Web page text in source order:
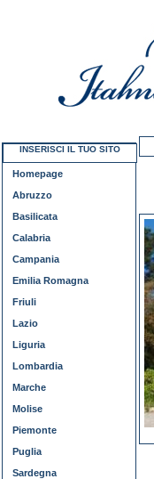
INSERISCI IL TUO SITO
Homepage
Abruzzo
Basilicata
Calabria
Campania
Emilia Romagna
Friuli
Lazio
Liguria
Lombardia
Marche
Molise
Piemonte
Puglia
Sardegna